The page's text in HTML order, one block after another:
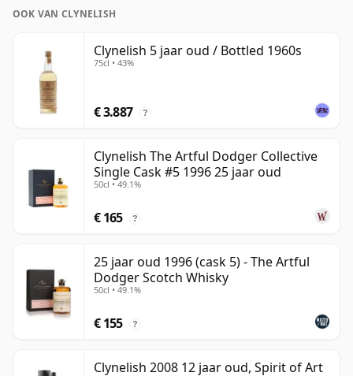
OOK VAN CLYNELISH
Clynelish 5 jaar oud / Bottled 1960s
75cl • 43%
€ 3.887 ?
Clynelish The Artful Dodger Collective
Single Cask #5 1996 25 jaar oud
50cl • 49.1%
€ 165 ?
25 jaar oud 1996 (cask 5) - The Artful
Dodger Scotch Whisky
50cl • 49.1%
€ 155 ?
Clynelish 2008 12 jaar oud, Spirit of Art